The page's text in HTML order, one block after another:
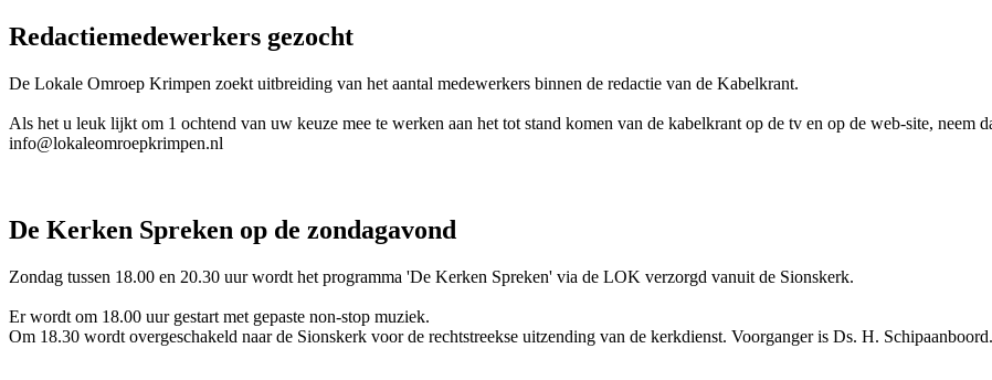
Redactiemedewerkers gezocht
De Lokale Omroep Krimpen zoekt uitbreiding van het aantal medewerkers binnen de redactie van de Kabelkrant.
Als het u leuk lijkt om 1 ochtend van uw keuze mee te werken aan het tot stand komen van de kabelkrant op de tv en op de web-site, neem
info@lokaleomroepkrimpen.nl
De Kerken Spreken op de zondagavond
Zondag tussen 18.00 en 20.30 uur wordt het programma 'De Kerken Spreken' via de LOK verzorgd vanuit de Sionskerk.
Er wordt om 18.00 uur gestart met gepaste non-stop muziek.
Om 18.30 wordt overgeschakeld naar de Sionskerk voor de rechtstreekse uitzending van de kerkdienst. Voorganger is Ds. H. Schipaanboord.